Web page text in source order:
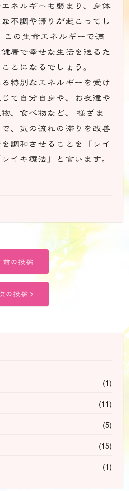
ネルギーも弱まり、身体
不調や滞りが起こってし
この生命エネルギーで満
康で幸せな生活を送るた
とになるでしょう。
特別なエネルギーを受け
て自分自身や、お友達や
、食べ物など、 様ざま
、気の流れの滞りを改善
調和させることを「レイ
イキ療法」と言います。
前の投稿
前
の
投
の投稿
(1)
(11)
(5)
(15)
(1)